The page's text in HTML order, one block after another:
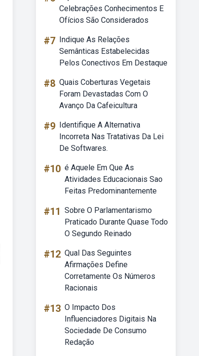
Celebrações Conhecimentos E
Ofícios São Considerados
#7 Indique As Relações
Semânticas Estabelecidas
Pelos Conectivos Em Destaque
#8 Quais Coberturas Vegetais
Foram Devastadas Com O
Avanço Da Cafeicultura
#9 Identifique A Alternativa
Incorreta Nas Tratativas Da Lei
De Softwares.
#10 é Aquele Em Que As
Atividades Educacionais Sao
Feitas Predominantemente
#11 Sobre O Parlamentarismo
Praticado Durante Quase Todo
O Segundo Reinado
#12 Qual Das Seguintes
Afirmações Define
Corretamente Os Números
Racionais
#13 O Impacto Dos
Influenciadores Digitais Na
Sociedade De Consumo
Redação